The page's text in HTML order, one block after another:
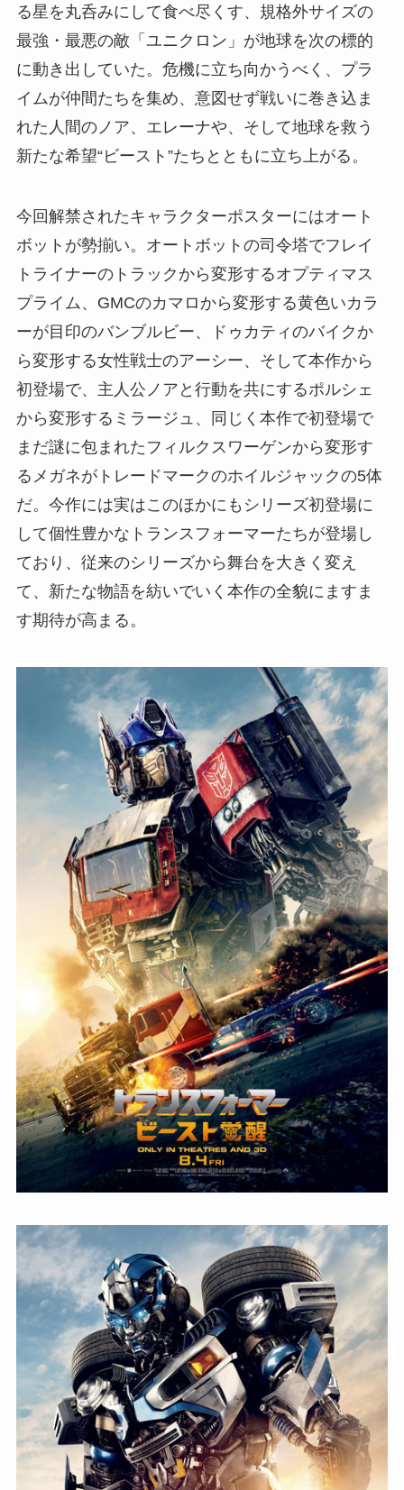
る星を丸呑みにして食べ尽くす、規格外サイズの
最強・最悪の敵「ユニクロン」が地球を次の標的
に動き出していた。危機に立ち向かうべく、プラ
イムが仲間たちを集め、意図せず戦いに巻き込ま
れた人間のノア、エレーナや、そして地球を救う
新たな希望“ビースト”たちとともに立ち上がる。
今回解禁されたキャラクターポスターにはオート
ボットが勢揃い。オートボットの司令塔でフレイ
トライナーのトラックから変形するオプティマス
プライム、GMCのカマロから変形する黄色いカラ
ーが目印のバンブルビー、ドゥカティのバイクか
ら変形する女性戦士のアーシー、そして本作から
初登場で、主人公ノアと行動を共にするポルシェ
から変形するミラージュ、同じく本作で初登場で
まだ謎に包まれたフィルクスワーゲンから変形す
るメガネがトレードマークのホイルジャックの5体
だ。今作には実はこのほかにもシリーズ初登場に
して個性豊かなトランスフォーマーたちが登場し
ており、従来のシリーズから舞台を大きく変え
て、新たな物語を紡いでいく本作の全貌にますま
す期待が高まる。